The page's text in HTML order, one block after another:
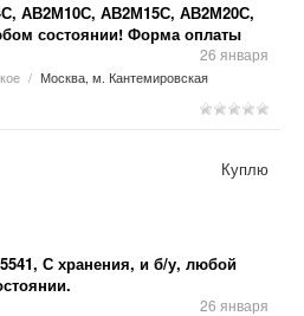
АВ2М10С, АВ2М15С, АВ2М20С,
состоянии! Форма оплаты
26 января
/ Москва, м. Кантемировская
С хранения, и б/у, любой
26 января
Куплю